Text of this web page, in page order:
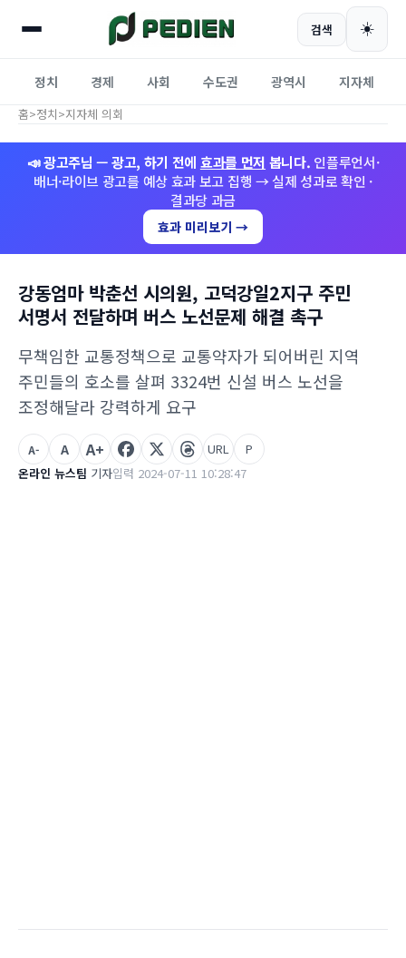
검색 ☀️
정치 경제 사회 수도권 광역시 지자체
홈>정치>지자체 의회
📣 광고주님 — 광고, 하기 전에 효과를 먼저 봅니다. 인플루언서·
배너·라이브 광고를 예상 효과 보고 집행 → 실제 성과로 확인 ·
결과당 과금
효과 미리보기 →
강동엄마 박춘선 시의원, 고덕강일2지구 주민
서명서 전달하며 버스 노선문제 해결 촉구
무책임한 교통정책으로 교통약자가 되어버린 지역
주민들의 호소를 살펴 3324번 신설 버스 노선을
조정해달라 강력하게 요구
온라인 뉴스팀 기자입력 2024-07-11 10:28:47
A- A A+ URL P